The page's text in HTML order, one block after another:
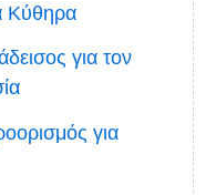
Κύθηρα
για τον
για